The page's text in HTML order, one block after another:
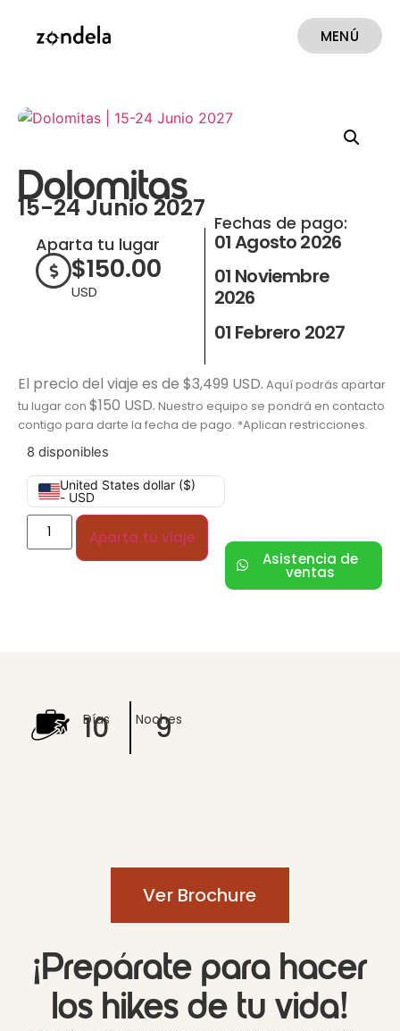
MENÚ
Dolomitas
15-24 Junio 2027
Aparta tu lugar
$150.00
USD
Fechas de pago:
01 Agosto 2026
01 Noviembre
2026
01 Febrero 2027
El precio del viaje es de $3,499 USD. Aquí podrás apartar
tu lugar con $150 USD. Nuestro equipo se pondrá en contacto
contigo para darte la fecha de pago. *Aplican restricciones.
8 disponibles
United States dollar ($)
- USD
Aparta tu viaje
Asistencia de
ventas
Días
10 Noches
9
Ver Brochure
¡Prepárate para hacer
los hikes de tu vida!